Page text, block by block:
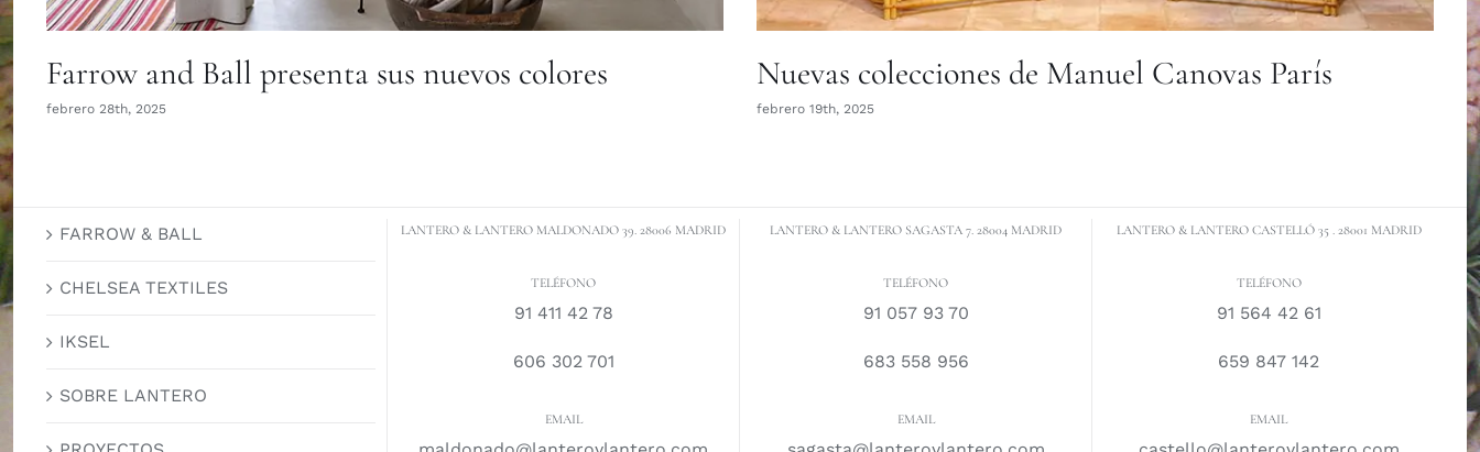
Farrow and Ball presenta sus nuevos colores
febrero 28th, 2025
Nuevas colecciones de Manuel Canovas París
febrero 19th, 2025
FARROW & BALL
CHELSEA TEXTILES
IKSEL
SOBRE LANTERO
LANTERO & LANTERO MALDONADO 39. 28006 MADRID
TELÉFONO
91 411 42 78
606 302 701
EMAIL
LANTERO & LANTERO SAGASTA 7. 28004 MADRID
TELÉFONO
91 057 93 70
683 558 956
EMAIL
LANTERO & LANTERO CASTELLÓ 35 . 28001 MADRID
TELÉFONO
91 564 42 61
659 847 142
EMAIL